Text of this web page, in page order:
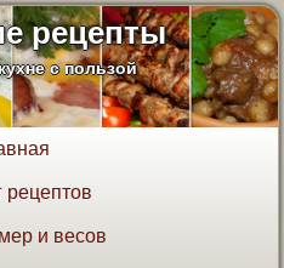
рецепты
с пользой
рецептов
и весов